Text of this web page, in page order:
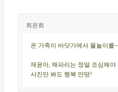
최은희
온 가족이 바닷가에서 물놀이를
재윤아, 해파리는 정말 조심해
사진만 봐도 행복 만땅!